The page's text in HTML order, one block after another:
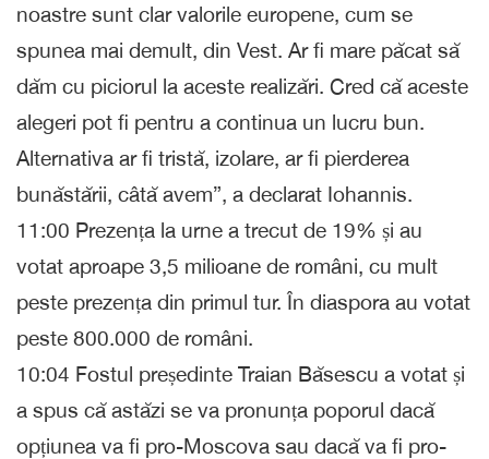
noastre sunt clar valorile europene, cum se
spunea mai demult, din Vest. Ar fi mare păcat să
dăm cu piciorul la aceste realizări. Cred că aceste
alegeri pot fi pentru a continua un lucru bun.
Alternativa ar fi tristă, izolare, ar fi pierderea
bunăstării, câtă avem”, a declarat Iohannis.
11:00 Prezența la urne a trecut de 19% și au
votat aproape 3,5 milioane de români, cu mult
peste prezența din primul tur. În diaspora au votat
peste 800.000 de români.
10:04 Fostul președinte Traian Băsescu a votat și
a spus că astăzi se va pronunța poporul dacă
opțiunea va fi pro-Moscova sau dacă va fi pro-